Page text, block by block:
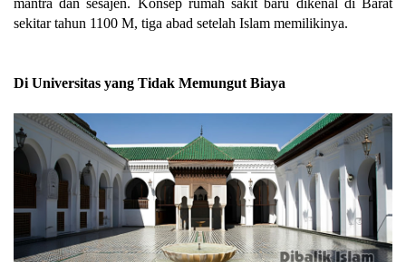
mantra dan sesajen. Konsep rumah sakit baru dikenal di Barat
sekitar tahun 1100 M, tiga abad setelah Islam memilikinya.
Di Universitas yang Tidak Memungut Biaya